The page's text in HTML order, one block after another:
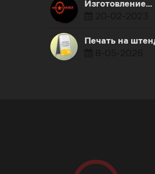
​Изготовление…
Печать на